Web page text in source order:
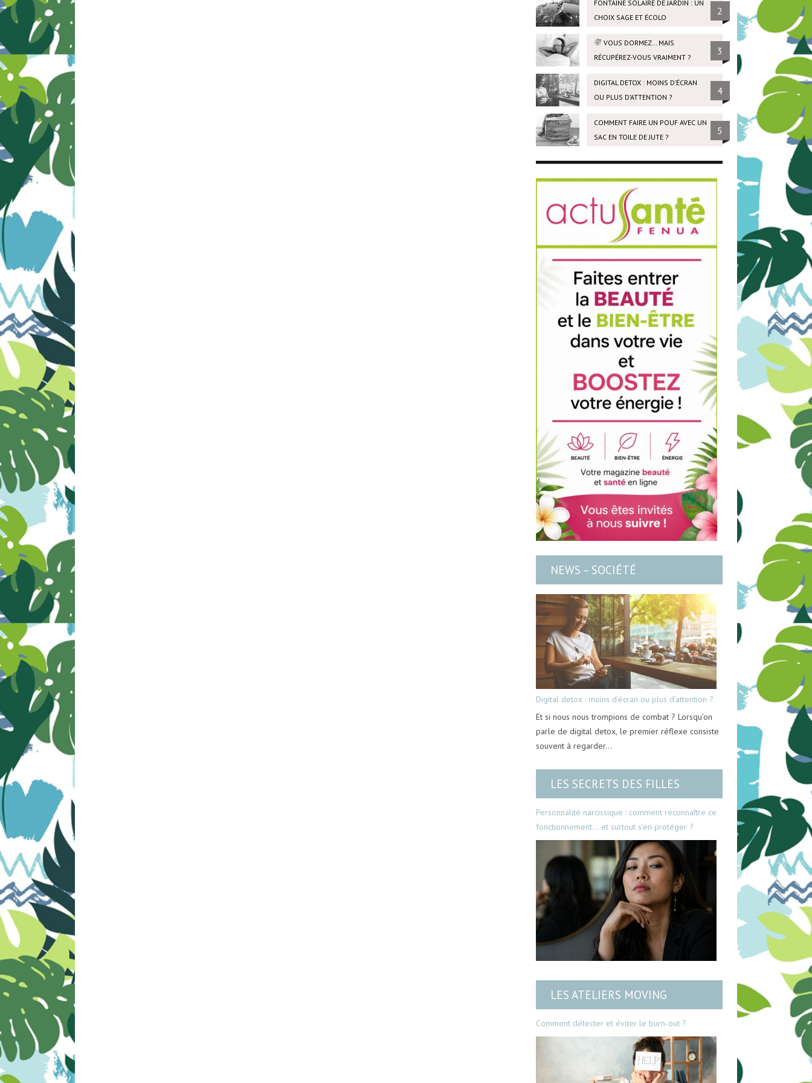
FONTAINE SOLAIRE DE JARDIN : UN
CHOIX SAGE ET ÉCOLO
2
VOUS DORMEZ… MAIS
RÉCUPÉREZ-VOUS VRAIMENT ?
3
DIGITAL DETOX : MOINS D’ÉCRAN
OU PLUS D’ATTENTION ?
4
COMMENT FAIRE UN POUF AVEC UN
SAC EN TOILE DE JUTE ?
5
NEWS – SOCIÉTÉ
Digital detox : moins d’écran ou plus d’attention ?
Et si nous nous trompions de combat ? Lorsqu’on
parle de digital detox, le premier réflexe consiste
souvent à regarder…
LES SECRETS DES FILLES
Personnalité narcissique : comment reconnaître ce
fonctionnement… et surtout s’en protéger ?
LES ATELIERS MOVING
Comment détecter et éviter le burn-out ?